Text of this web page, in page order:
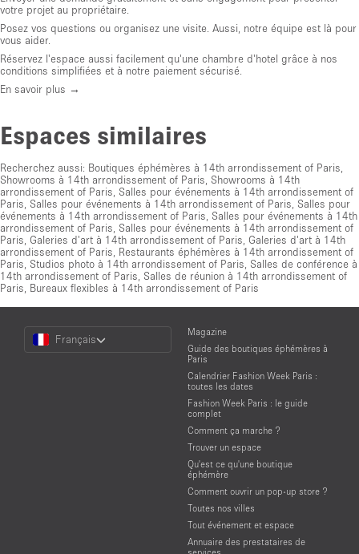
votre projet au propriétaire.
Posez vos questions ou organisez une visite. Aussi, notre équipe est là pour
vous aider.
Réservez l'espace aussi facilement qu'une chambre d'hotel grâce à nos
conditions simplifiées et à notre paiement sécurisé.
En savoir plus →
Espaces similaires
Recherchez aussi: Boutiques éphémères à 14th arrondissement of Paris
Showrooms à 14th arrondissement of Paris Showrooms à 14th
arrondissement of Paris Salles pour événements à 14th arrondissement of
Paris Salles pour événements à 14th arrondissement of Paris Salles pour
événements à 14th arrondissement of Paris Salles pour événements à 14th
arrondissement of Paris Salles pour événements à 14th arrondissement of
Paris Galeries d'art à 14th arrondissement of Paris Galeries d'art à 14th
arrondissement of Paris Restaurants éphémères à 14th arrondissement of
Paris Studios photo à 14th arrondissement of Paris Salles de conférence à
14th arrondissement of Paris Salles de réunion à 14th arrondissement of
Paris Bureaux flexibles à 14th arrondissement of Paris
Choose
Language
Français
Magazine
Guide des boutiques éphémères à
Paris
Calendrier Fashion Week Paris :
toutes les dates
Fashion Week Paris : le guide
complet
Comment ça marche ?
Trouver un espace
Qu'est ce qu'une boutique
éphémère
Comment ouvrir un pop-up store ?
Toutes nos villes
Tout événement et espace
Annuaire des prestataires de